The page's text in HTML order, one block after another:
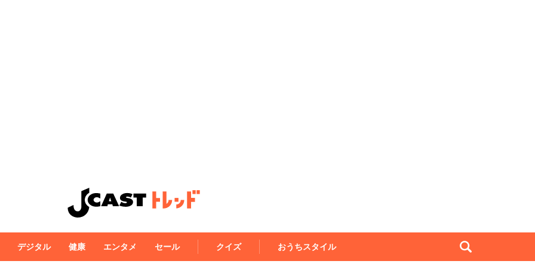
デジタル 健康 エンタメ セール クイズ おうちスタイル